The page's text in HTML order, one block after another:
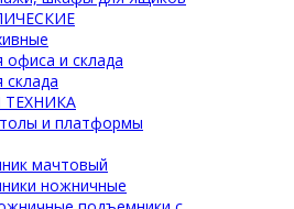
и склада
и платформы
мачтовый
ножничные